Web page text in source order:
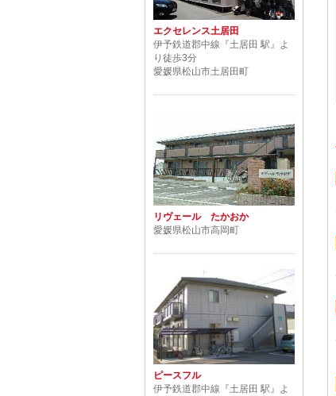
エクセレンス土居田
伊予鉄道郡中線『土居田 駅』よ
り徒歩3分
愛媛県松山市土居田町
リヴェール たかおか
愛媛県松山市高岡町
ピースフル
伊予鉄道郡中線『土居田 駅』よ